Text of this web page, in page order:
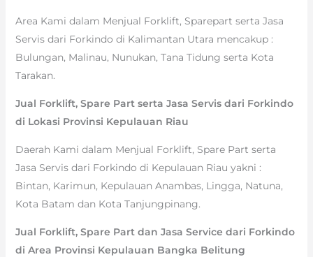
Area Kami dalam Menjual Forklift, Sparepart serta Jasa
Servis dari Forkindo di Kalimantan Utara mencakup :
Bulungan, Malinau, Nunukan, Tana Tidung serta Kota
Tarakan.
Jual Forklift, Spare Part serta Jasa Servis dari Forkindo
di Lokasi Provinsi Kepulauan Riau
Daerah Kami dalam Menjual Forklift, Spare Part serta
Jasa Servis dari Forkindo di Kepulauan Riau yakni :
Bintan, Karimun, Kepulauan Anambas, Lingga, Natuna,
Kota Batam dan Kota Tanjungpinang.
Jual Forklift, Spare Part dan Jasa Service dari Forkindo
di Area Provinsi Kepulauan Bangka Belitung